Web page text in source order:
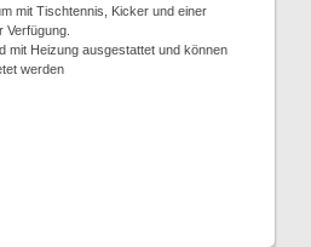
mit Tischtennis, Kicker und einer
Verfügung.
mit Heizung ausgestattet und können
werden